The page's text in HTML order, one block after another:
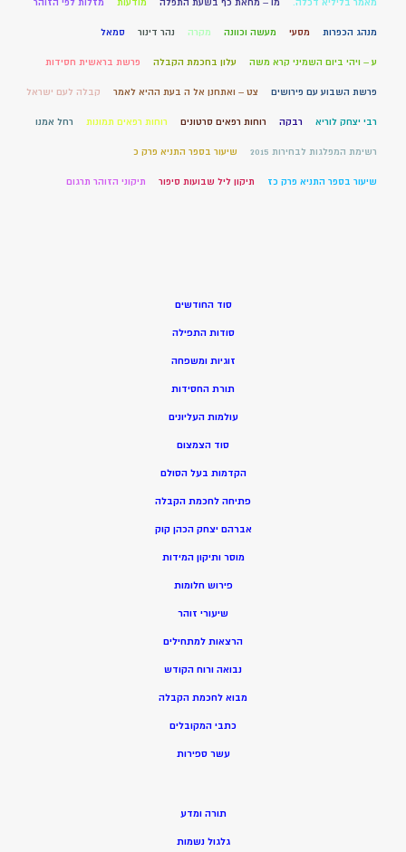
מנהג הכפרות מסעי מעשה וכוונה מקרה נהר דינור סמאל
ע – ויהי ביום השמיני קרא משה עלון בחכמת הקבלה פרשת בראשית חסידות
פרשת השבוע עם פירושים צט – ואתחנן אל ה בעת ההיא לאמר קבלה לעם ישראל
רבי יצחק לוריא רבקה רוחות רפאים סרטונים רוחות רפאים תמונות רחל אמנו
רשימת המפלגות לבחירות 2015 שיעור בספר התניא פרק כ
שיעור בספר התניא פרק כז תיקון ליל שבועות סיפור תיקוני הזוהר תרגום
סוד החודשים
סודות התפילה
זוגיות ומשפחה
תורת החסידות
עולמות העליונים
סוד הצמצום
הקדמות בעל הסולם
פתיחה לחכמת הקבלה
אברהם יצחק הכהן קוק
מוסר ותיקון המידות
פירוש חלומות
שיעורי זוהר
הרצאות למתחילים
נבואה ורוח הקודש
מבוא לחכמת הקבלה
כתבי המקובלים
עשר ספירות
תורה ומדע
גלגול נשמות